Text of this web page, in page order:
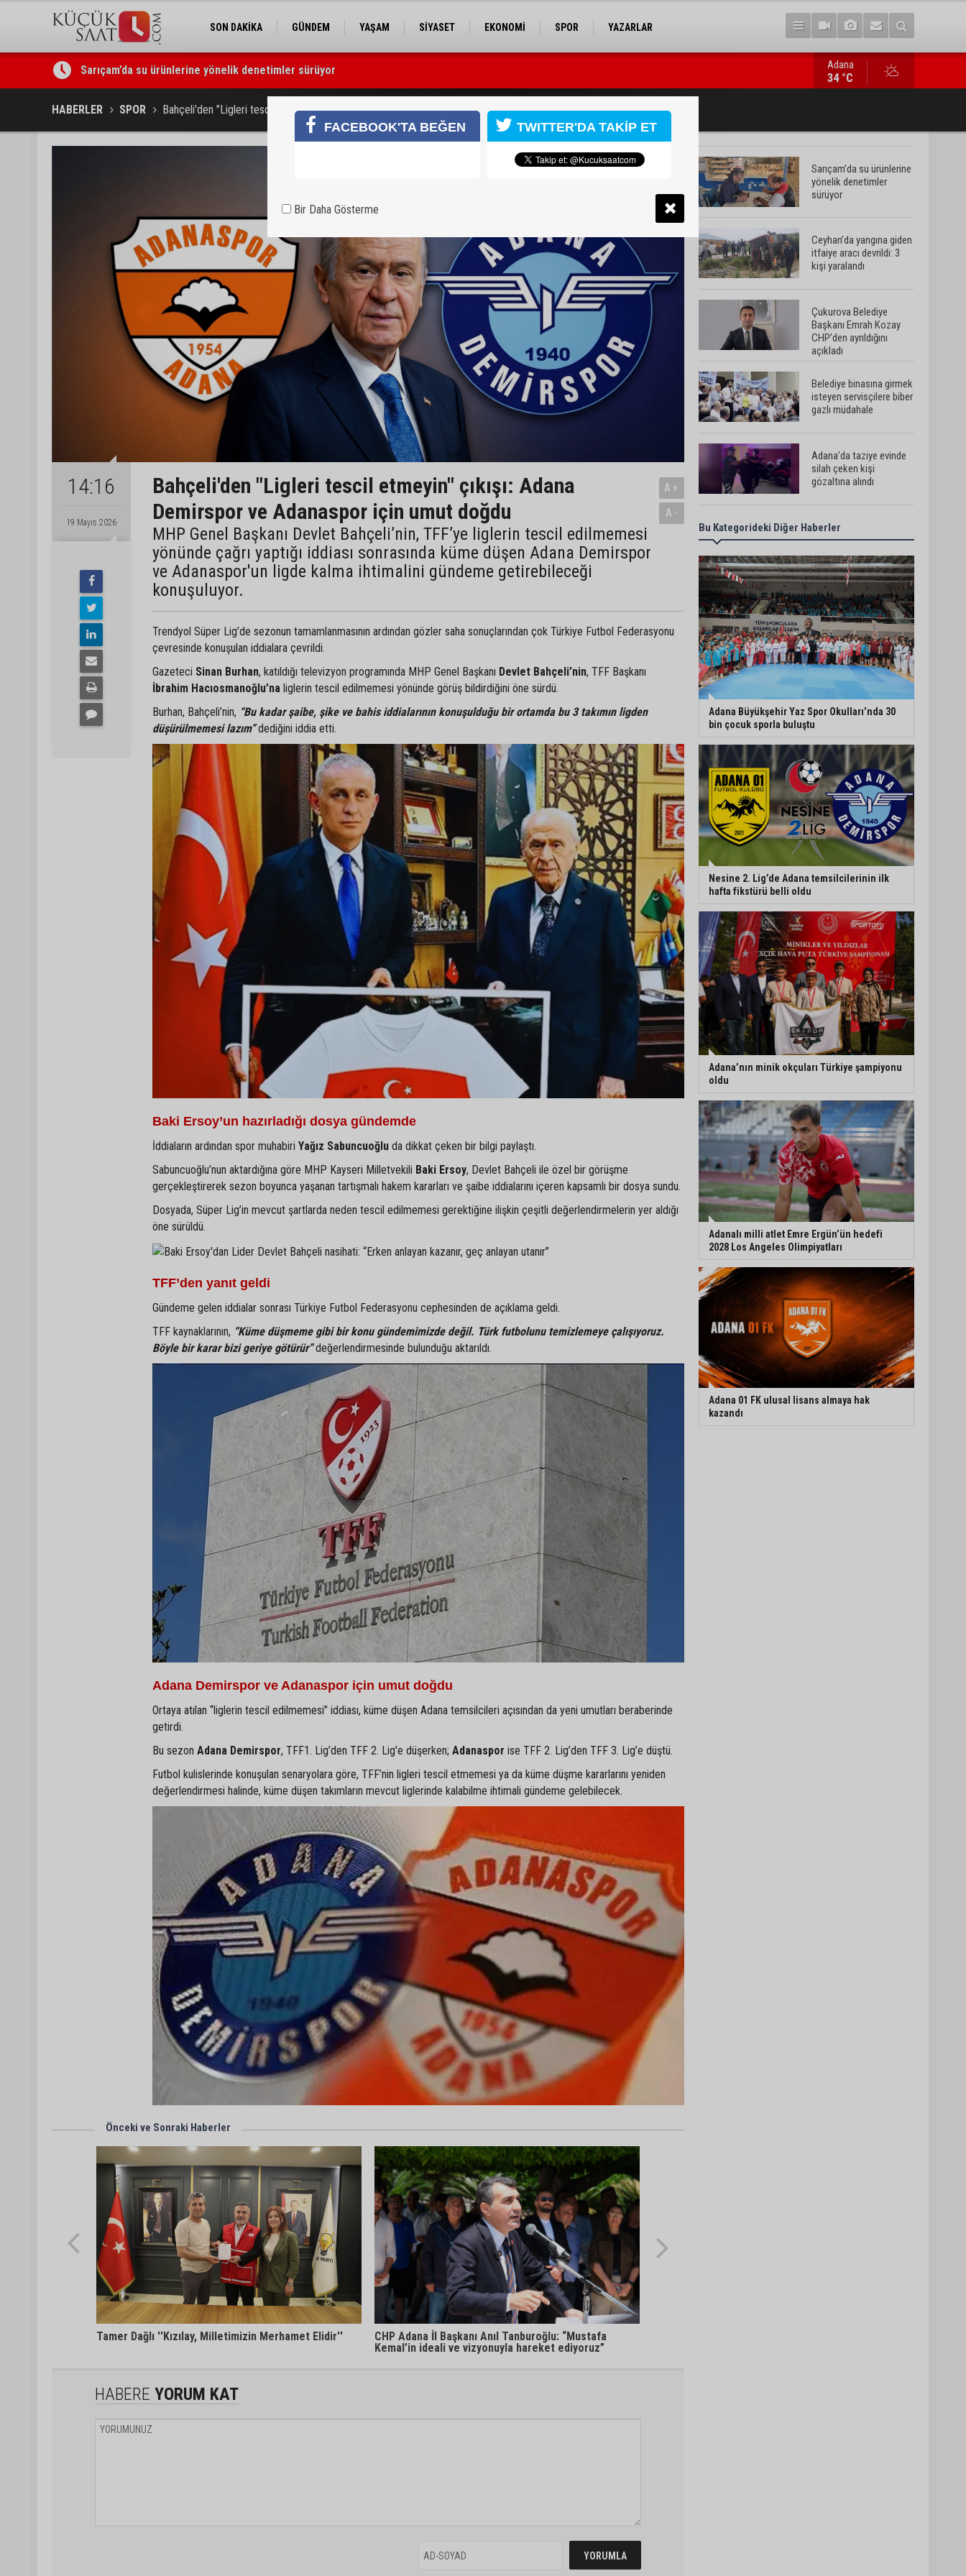
SON DAKİKA GÜNDEM YAŞAM SİYASET EKONOMİ SPOR YAZARLAR
Ceyhan’da yangına giden itfaiye aracı devrildi: 3 kişi yaralandı Çukurova Belediye Başkanı Emrah Kozay CHP’den ayrıldığını
Adana
34 °C
HABERLER SPOR Bahçeli'den "Ligleri tescil etmeyin" çıkışı: Adana Demirspor ve Adanaspor için umut doğdu
14:16
19 Mayıs 2026
Bahçeli'den "Ligleri tescil etmeyin" çıkışı: Adana
Demirspor ve Adanaspor için umut doğdu
MHP Genel Başkanı Devlet Bahçeli’nin, TFF’ye liglerin tescil edilmemesi
yönünde çağrı yaptığı iddiası sonrasında küme düşen Adana Demirspor
ve Adanaspor'un ligde kalma ihtimalini gündeme getirebileceği
konuşuluyor.
A+
A-
Trendyol Süper Lig’de sezonun tamamlanmasının ardından gözler saha sonuçlarından çok Türkiye Futbol Federasyonu
çevresinde konuşulan iddialara çevrildi.
Gazeteci Sinan Burhan, katıldığı televizyon programında MHP Genel Başkanı Devlet Bahçeli’nin, TFF Başkanı
İbrahim Hacıosmanoğlu’na liglerin tescil edilmemesi yönünde görüş bildirdiğini öne sürdü.
Burhan, Bahçeli’nin, “Bu kadar şaibe, şike ve bahis iddialarının konuşulduğu bir ortamda bu 3 takımın ligden
düşürülmemesi lazım”dediğini iddia etti.
Baki Ersoy’un hazırladığı dosya gündemde
İddiaların ardından spor muhabiri Yağız Sabuncuoğlu da dikkat çeken bir bilgi paylaştı.
Sabuncuoğlu’nun aktardığına göre MHP Kayseri Milletvekili Baki Ersoy, Devlet Bahçeli ile özel bir görüşme
gerçekleştirerek sezon boyunca yaşanan tartışmalı hakem kararları ve şaibe iddialarını içeren kapsamlı bir dosya sundu.
Dosyada, Süper Lig’in mevcut şartlarda neden tescil edilmemesi gerektiğine ilişkin çeşitli değerlendirmelerin yer aldığı
öne sürüldü.
TFF’den yanıt geldi
Gündeme gelen iddialar sonrası Türkiye Futbol Federasyonu cephesinden de açıklama geldi.
TFF kaynaklarının, “Küme düşmeme gibi bir konu gündemimizde değil. Türk futbolunu temizlemeye çalışıyoruz.
Böyle bir karar bizi geriye götürür”değerlendirmesinde bulunduğu aktarıldı.
Adana Demirspor ve Adanaspor için umut doğdu
Ortaya atılan “liglerin tescil edilmemesi” iddiası, küme düşen Adana temsilcileri açısından da yeni umutları beraberinde
getirdi.
Bu sezon Adana Demirspor, TFF1. Lig’den TFF 2. Lig'e düşerken; Adanaspor ise TFF 2. Lig’den TFF 3. Lig’e düştü.
Futbol kulislerinde konuşulan senaryolara göre, TFF’nin ligleri tescil etmemesi ya da küme düşme kararlarını yeniden
değerlendirmesi halinde, küme düşen takımların mevcut liglerinde kalabilme ihtimali gündeme gelebilecek.
Önceki ve Sonraki Haberler
Tamer Dağlı ''Kızılay, Milletimizin Merhamet Elidir''
CHP Adana İl Başkanı Anıl Tanburoğlu: “Mustafa
Kemal’in ideali ve vizyonuyla hareket ediyoruz”
HABERE YORUM KAT
Sarıçam’da su ürünlerine
yönelik denetimler
sürüyor
Ceyhan’da yangına giden
itfaiye aracı devrildi: 3
kişi yaralandı
Çukurova Belediye
Başkanı Emrah Kozay
CHP’den ayrıldığını
açıkladı
Belediye binasına girmek
isteyen servisçilere biber
gazlı müdahale
Adana’da taziye evinde
silah çeken kişi
gözaltına alındı
Doç. Dr. Efsun
Somay’dan implant
uyarısı: “Sigara en büyük
risk”
Adana’da oto kilit iş
yerinde esrarengiz olay:
2 kişi hayatını kaybetti
CHP Adana Milletvekili
Dr. Müzeyyen Şevkin:
“Akdeniz bir atık
deposuna dönüşmemeli”
Adana’da aile içi arsa
krizi: 95 yaşındaki
kadının miras arsası
satıldı, 17 milyonun 13
milyonu harcandı
Uluslararası Adana Altın
Koza Film Festivali’nde
Orhan Kemal Emek
Ödülleri’nin sahipleri belli
oldu
Bu Kategorideki Diğer Haberler
Adana Büyükşehir Yaz Spor Okulları’nda 30
bin çocuk sporla buluştu
Nesine 2. Lig’de Adana temsilcilerinin ilk
hafta fikstürü belli oldu
Adana’nın minik okçuları Türkiye şampiyonu
oldu
Adanalı milli atlet Emre Ergün’ün hedefi
2028 Los Angeles Olimpiyatları
Adana 01 FK ulusal lisans almaya hak
kazandı
FACEBOOK'TA BEĞEN TWITTER'DA TAKİP ET
Bir Daha Gösterme